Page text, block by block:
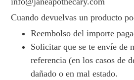
Cuando devuelvas un producto
Reembolso del importe
Solicitar que se te envíe de
referencia (en los casos de
dañado o en mal estado.